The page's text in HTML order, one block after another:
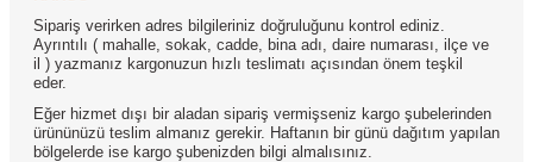
Sipariş verirken adres bilgileriniz doğruluğunu kontrol ediniz.
Ayrıntılı ( mahalle, sokak, cadde, bina adı, daire numarası, ilçe ve
il ) yazmanız kargonuzun hızlı teslimatı açısından önem teşkil
eder.
Eğer hizmet dışı bir aladan sipariş vermişseniz kargo şubelerinden
ürününüzü teslim almanız gerekir. Haftanın bir günü dağıtım yapılan
bölgelerde ise kargo şubenizden bilgi almalısınız.